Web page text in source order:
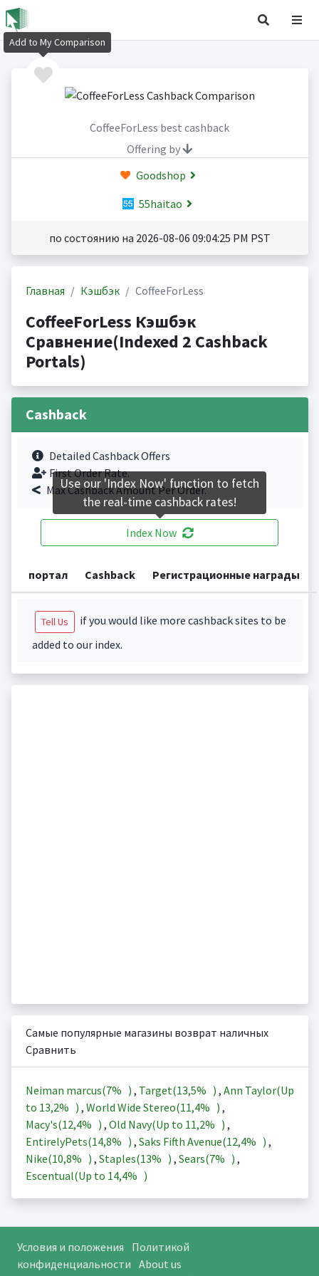
CoffeeForLess best cashback
Offering by
Goodshop
55haitao
по состоянию на 2026-08-06 09:04:25 PM PST
Главная Кэшбэк CoffeeForLess
CoffeeForLess Кэшбэк
Сравнение(Indexed 2 Cashback
Portals)
Cashback
Detailed Cashback Offers
First Order Rate.
Max Cashback Amount Per Order.
Index Now
портал Cashback Регистрационные награды
Tell Us
if you would like more cashback sites to be
added to our index.
Самые популярные магазины возврат наличных
Сравнить
Neiman marcus(7% ) , Target(13,5% ) , Ann Taylor(Up
to 13,2% ) , World Wide Stereo(11,4% ) ,
Macy's(12,4% ) , Old Navy(Up to 11,2% ) ,
EntirelyPets(14,8% ) , Saks Fifth Avenue(12,4% ) ,
Nike(10,8% ) , Staples(13% ) , Sears(7% ) ,
Escentual(Up to 14,4% )
Условия и положения
Политикой
конфиденциальности About us
Add to My Comparison
Use our 'Index Now' function to fetch
the real-time cashback rates!